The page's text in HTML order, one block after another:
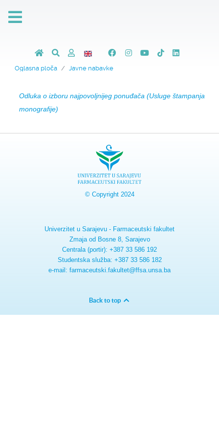
Oglasna ploča Javne nabavke
Odluka o izboru najpovoljnijeg ponuđača (Usluge štampanja
monografije)
© Copyright 2024
Univerzitet u Sarajevu - Farmaceutski fakultet
Zmaja od Bosne 8, Sarajevo
Centrala (portir): +387 33 586 192
Studentska služba: +387 33 586 182
e-mail: farmaceutski.fakultet@ffsa.unsa.ba
Back to top